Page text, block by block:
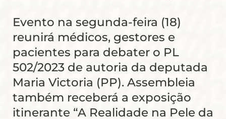
Evento na segunda-feira (18)
reunirá médicos, gestores e
pacientes para debater o PL
502/2023 de autoria da deputada
Maria Victoria (PP). Assembleia
também receberá a exposição
itinerante “A Realidade na Pele da